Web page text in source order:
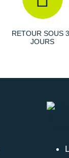
RETOUR SOUS
JOURS